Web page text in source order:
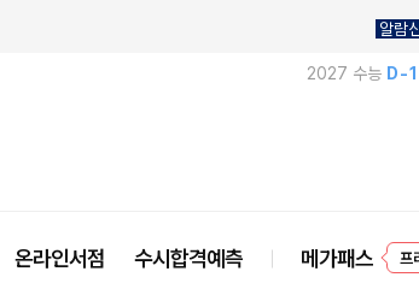
알람
2027 수능 D-
온라인서점 수시합격예측 메가패스
프